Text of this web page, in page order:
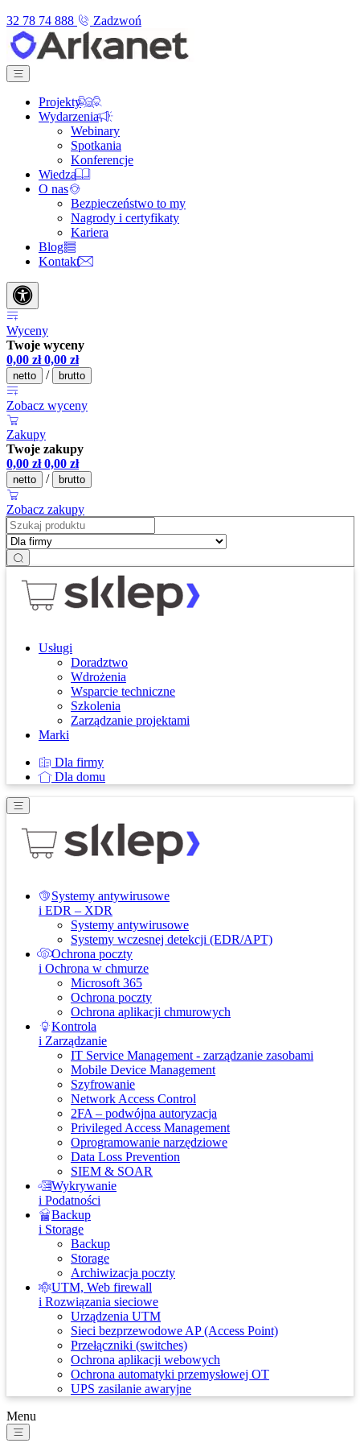
32 78 74 888
Zadzwoń
Projekty
Wydarzenia
Webinary
Spotkania
Konferencje
Wiedza
O nas
Bezpieczeństwo to my
Nagrody i certyfikaty
Kariera
Blog
Kontakt
Wyceny
Twoje wyceny
0,00 zł 0,00 zł
netto / brutto
Zobacz wyceny
Zakupy
Twoje zakupy
0,00 zł 0,00 zł
netto / brutto
Zobacz zakupy
Usługi
Doradztwo
Wdrożenia
Wsparcie techniczne
Szkolenia
Zarządzanie projektami
Marki
Dla firmy
Dla domu
Systemy antywirusowe
i EDR – XDR
Systemy antywirusowe
Systemy wczesnej detekcji (EDR/APT)
Ochrona poczty
i Ochrona w chmurze
Microsoft 365
Ochrona poczty
Ochrona aplikacji chmurowych
Kontrola
i Zarządzanie
IT Service Management - zarządzanie zasobami
Mobile Device Management
Szyfrowanie
Network Access Control
2FA – podwójna autoryzacja
Privileged Access Management
Oprogramowanie narzędziowe
Data Loss Prevention
SIEM & SOAR
Wykrywanie
i Podatności
Backup
i Storage
Backup
Storage
Archiwizacja poczty
UTM, Web firewall
i Rozwiązania sieciowe
Urządzenia UTM
Sieci bezprzewodowe AP (Access Point)
Przełączniki (switches)
Ochrona aplikacji webowych
Ochrona automatyki przemysłowej OT
UPS zasilanie awaryjne
Menu